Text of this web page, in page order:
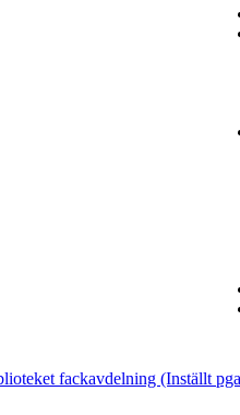
fackavdelning (Inställt